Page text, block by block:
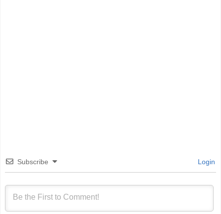
Subscribe Login